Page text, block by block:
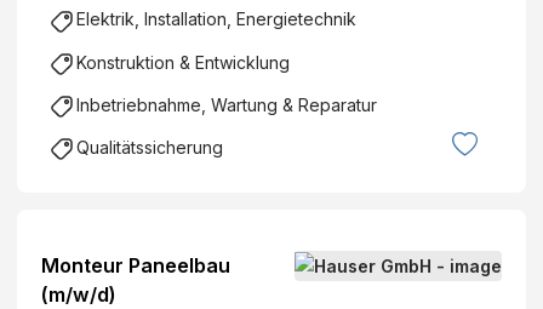
Elektrik, Installation, Energietechnik
Konstruktion & Entwicklung
Inbetriebnahme, Wartung & Reparatur
Qualitätssicherung
Monteur Paneelbau
(m/w/d)